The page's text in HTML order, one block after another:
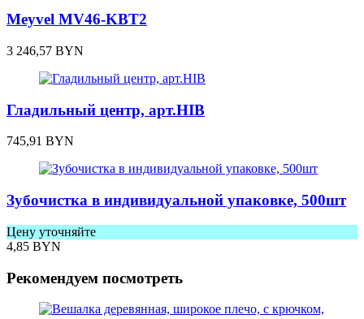
Meyvel MV46-KBT2
3 246,57 BYN
Гладильный центр, арт.HIB
745,91 BYN
Зубочистка в индивидуальной упаковке, 500шт
Цену уточняйте
4,85 BYN
Рекомендуем посмотреть